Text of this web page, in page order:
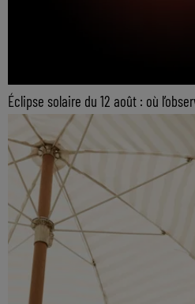
Éclipse solaire du 12 août : où